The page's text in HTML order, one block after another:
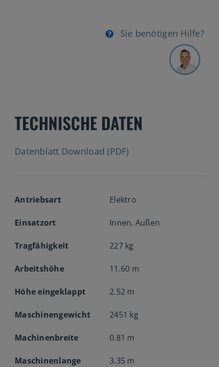
Sie benötigen Hilfe?
TECHNISCHE DATEN
Datenblatt Download (PDF)
Antriebsart Elektro
Einsatzort Innen, Außen
Tragfähigkeit 227 kg
Arbeitshöhe 11.60 m
Höhe eingeklappt 2.52 m
Maschinengewicht 2451 kg
Machinenbreite 0.81 m
Maschinenlange 3.35 m